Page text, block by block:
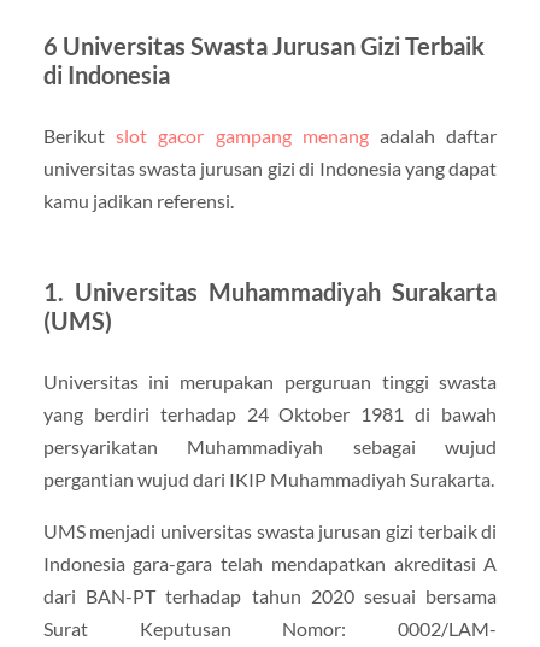
6 Universitas Swasta Jurusan Gizi Terbaik
di Indonesia
Berikutslot gacor gampang menang adalah daftar
universitas swasta jurusan gizi di Indonesia yang dapat
kamu jadikan referensi.
1. Universitas Muhammadiyah Surakarta
(UMS)
Universitas ini merupakan perguruan tinggi swasta
yang berdiri terhadap 24 Oktober 1981 di bawah
persyarikatan Muhammadiyah sebagai wujud
pergantian wujud dari IKIP Muhammadiyah Surakarta.
UMS menjadi universitas swasta jurusan gizi terbaik di
Indonesia gara-gara telah mendapatkan akreditasi A
dari BAN-PT terhadap tahun 2020 sesuai bersama
Surat Keputusan Nomor: 0002/LAM-